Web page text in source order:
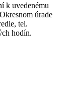
k uvedenému
úrade
tel.
hodín.